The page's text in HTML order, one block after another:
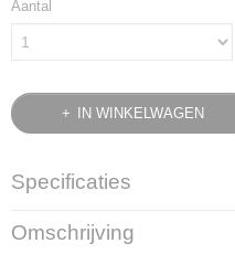
Aantal
IN WINKELWAGEN
Specificaties
Productcode
602-155
Omschrijving